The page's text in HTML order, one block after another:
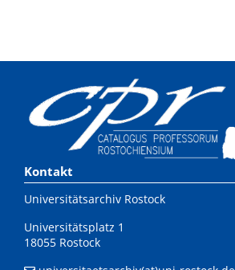
Kontakt
Universitätsarchiv Rostock
Universitätsplatz 1
18055 Rostock